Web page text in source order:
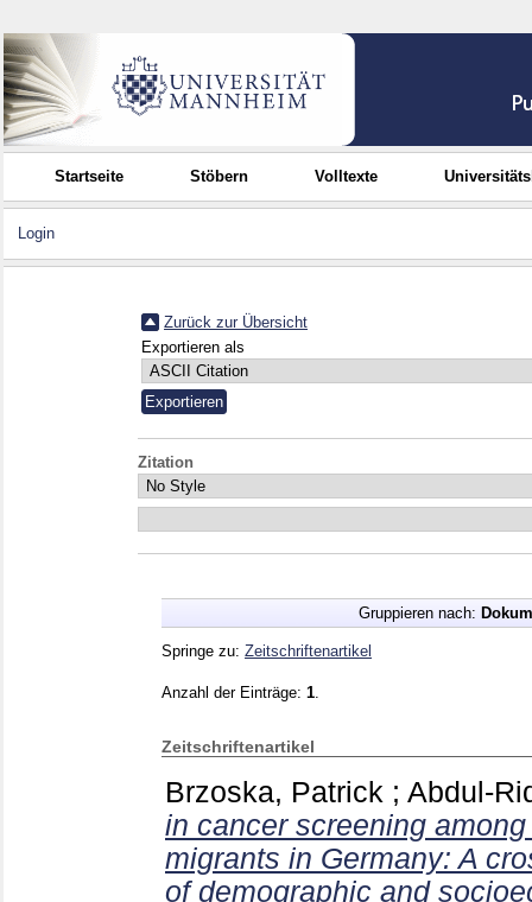
Startseite Stöbern Volltexte
Login
Zurück zur Übersicht
Exportieren als
Zitation
Gruppieren nach:
Springe zu: Zeitschriftenartikel
Anzahl der Einträge: 1
Zeitschriftenartikel
Brzoska, Patrick ; Abdul-
in cancer screening
migrants in Germany: A
of demographic and